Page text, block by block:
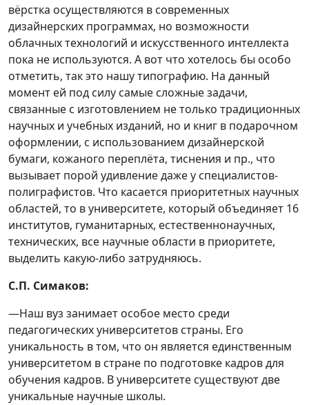
вёрстка осуществляются в современных
дизайнерских программах, но возможности
облачных технологий и искусственного интеллекта
пока не используются. А вот что хотелось бы особо
отметить, так это нашу типографию. На данный
момент ей под силу самые сложные задачи,
связанные с изготовлением не только традиционных
научных и учебных изданий, но и книг в подарочном
оформлении, с использованием дизайнерской
бумаги, кожаного переплёта, тиснения и пр., что
вызывает порой удивление даже у специалистов-
полиграфистов. Что касается приоритетных научных
областей, то в университете, который объединяет 16
институтов, гуманитарных, естественнонаучных,
технических, все научные области в приоритете,
выделить какую-либо затрудняюсь.
С.П. Симаков:
—Наш вуз занимает особое место среди
педагогических университетов страны. Его
уникальность в том, что он является единственным
университетом в стране по подготовке кадров для
обучения кадров. В университете существуют две
уникальные научные школы.